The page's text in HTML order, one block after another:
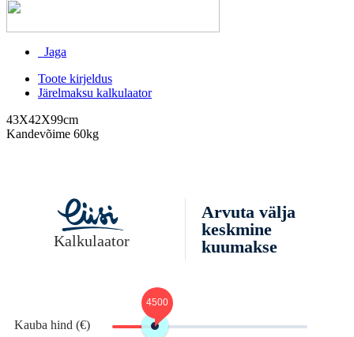
Jaga
Toote kirjeldus
Järelmaksu kalkulaator
43X42X99cm
Kandevõime 60kg